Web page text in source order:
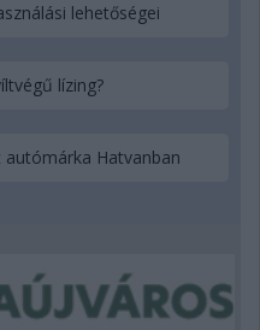
lehetőségei
lízing?
Hatvanban